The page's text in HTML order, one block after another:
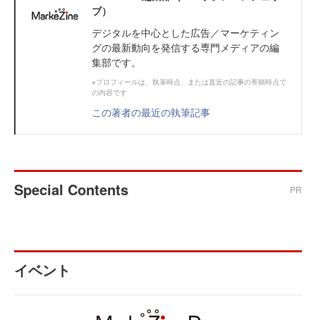
ブ）
デジタルを中心とした広告／マーケティン
グの最新動向を発信する専門メディアの編
集部です。
※プロフィールは、執筆時点、または直近の記事の寄稿時点で
の内容です
この著者の最近の執筆記事
Special Contents PR
イベント